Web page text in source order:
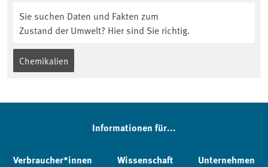
Sie suchen Daten und Fakten zum
Zustand der Umwelt? Hier sind Sie richtig.
Chemikalien
Informationen für...
Verbraucher*innen Wissenschaft Unternehmen